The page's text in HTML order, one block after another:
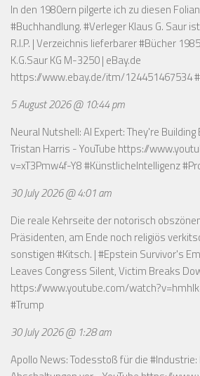
In den 1980ern pilgerte ich zu diesen
#Buchhandlung. #Verleger Klaus G. Saur
R.I.P. | Verzeichnis lieferbarer #Bücher
K.G.Saur KG M-3250 | eBay.de
https://www.ebay.de/itm/124451467534
5 August 2026 @ 10:44 pm
Neural Nutshell: AI Expert: They're
Tristan Harris - YouTube https://
v=xT3Pmw4f-Y8#KünstlicheIntelligenz
30 July 2026 @ 4:01 am
Die reale Kehrseite der notorisch
Präsidenten, am Ende noch religiös
sonstigen #Kitsch. | #Epstein Survivor's
Leaves Congress Silent, Victim Breaks
https://www.youtube.com/
#Trump
30 July 2026 @ 1:28 am
Apollo News: Todesstoß für die